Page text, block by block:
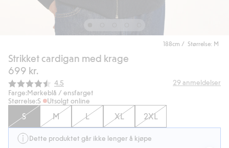
188cm / Størrelse: M
Strikket cardigan med krage
699 kr.
Gjennomsnittskarakter:
4.5 29 anmeldelser
Farge:Mørkeblå / ensfarget
Størrelse:S Utsolgt online
S M L XL 2XL
Dette produktet går ikke lenger å kjøpe